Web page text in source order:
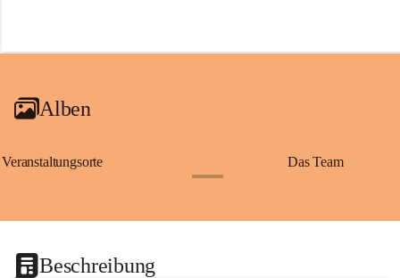
Alben
Veranstaltungsorte Das Team
Beschreibung